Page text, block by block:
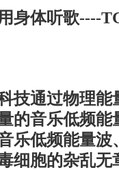
身体听歌----
技通过物理
的音乐低频
乐低频能量
细胞的杂乱